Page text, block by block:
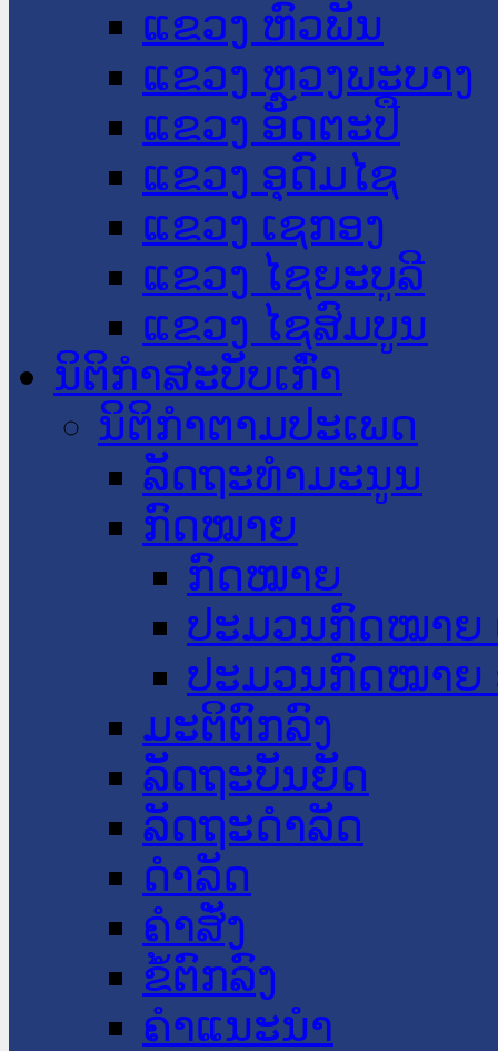
ແຂວງ ຫົວພັນ
ແຂວງ ຫຼວງພະບາງ
ແຂວງ ອັດຕະປື
ແຂວງ ອຸດົມໄຊ
ແຂວງ ເຊກອງ
ແຂວງ ໄຊຍະບູລີ
ແຂວງ ໄຊສົມບູນ
ນິຕິກໍາສະບັບເກົ່າ
ນິຕິກຳຕາມປະເພດ
ລັດຖະທໍາມະນູນ
ກົດໝາຍ
ກົດໝາຍ
ປະມວນກົດໝາຍ
ປະມວນກົດໝາຍ
ມະຕິຕົກລົງ
ລັດຖະບັນຍັດ
ລັດຖະດໍາລັດ
ດໍາລັດ
ຄໍາສັ່ງ
ຂໍ້ຕົກລົງ
ຄໍາແນະນໍາ